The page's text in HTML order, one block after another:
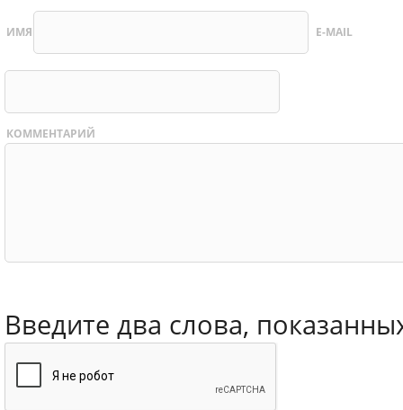
ИМЯ E-MAIL
КОММЕНТАРИЙ
Введите два слова,